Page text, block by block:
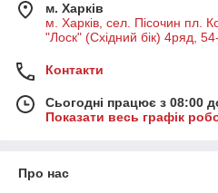
м. Харків
м. Харків, сел. Пісочин пл.
"Лоск" (Східний бік) 4ряд,
Контакти
Сьогодні працює з 08:00
Показати весь графік
Про нас